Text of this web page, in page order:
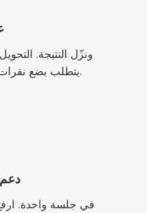
يتطلب بضع نقرات فقط — لا حاجة لمعرفة تقنية.
دعم